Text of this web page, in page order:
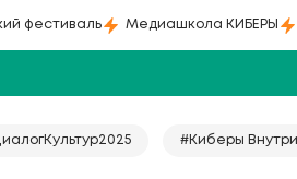
фестиваль Медиашкола КИБЕРЫ
#Киберы Внутри